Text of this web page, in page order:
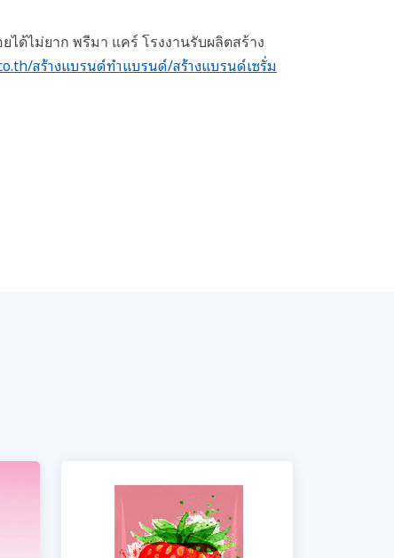
ด้ไม่ยาก พรีมา แคร์ โรงงานรับผลิตสร้าง
สร้างแบรนด์ทำแบรนด์/สร้างแบรนด์เซรั่ม